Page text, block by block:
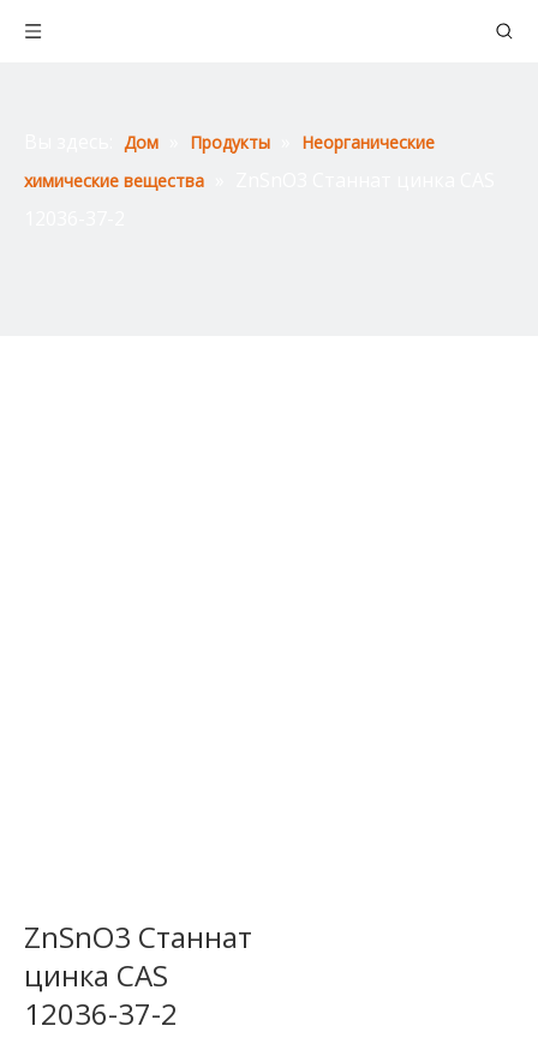
Дом Продукты
Неорганические
химические вещества
ZnSnO3 Станнат
цинка CAS
12036-37-2